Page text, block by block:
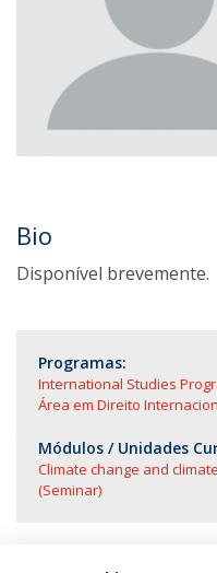
Bio
Disponível brevemente.
Programas:
International Studies
Área em Direito
Módulos / Unidades
Climate change and
(Seminar)